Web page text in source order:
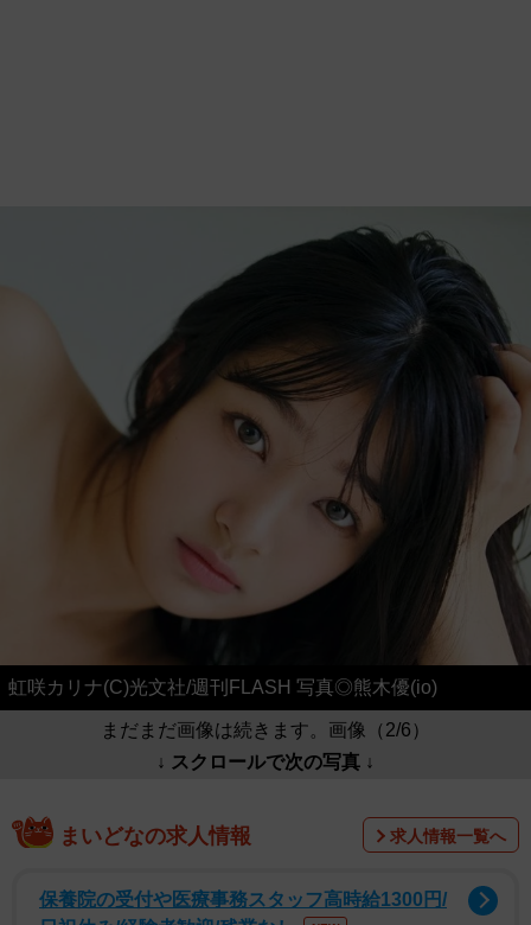
虹咲カリナ(C)光文社/週刊FLASH 写真◎熊木優(io)
まだまだ画像は続きます。画像（2/6）
↓ スクロールで次の写真 ↓
まいどなの求人情報 求人情報一覧へ
保養院の受付や医療事務スタッフ高時給1300円/